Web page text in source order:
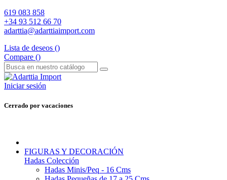
619 083 858
+34 93 512 66 70
adarttia@adarttiaimport.com
Lista de deseos ()
Compare ()
Iniciar sesión
Cerrado por vacaciones
FIGURAS Y DECORACIÓN
Hadas Colección
Hadas Minis/Peq - 16 Cms